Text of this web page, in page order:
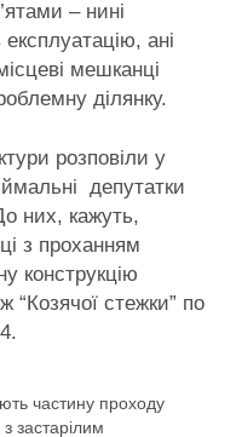
– нині
ані
мешканці
ділянку.
розповіли у
депутатки
них, кажуть,
з проханням
конструкцію
“Козячої стежки” по
частину проходу
з застарілим